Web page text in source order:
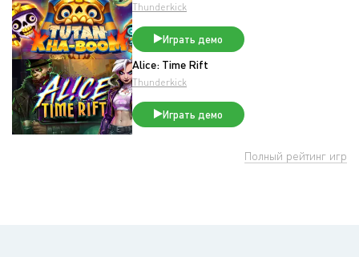
Thunderkick
Играть демо
Alice: Time Rift
Thunderkick
Играть демо
Полный рейтинг игр